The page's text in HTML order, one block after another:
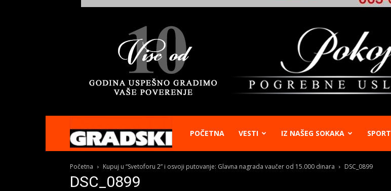
Gradski
Online
POČETNA VESTI IZ NAŠEG SOKAKA SPORT
Početna Kupuj u “Svetoforu 2” i osvoji putovanje: Glavna nagrada vaučer od 15.000 dinara DSC_0899
DSC_0899